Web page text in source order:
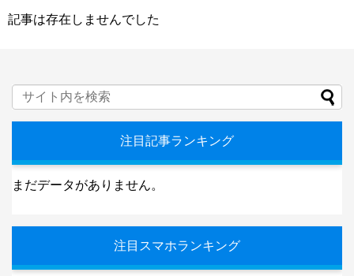
記事は存在しませんでした
注目記事ランキング
まだデータがありません。
注目スマホランキング